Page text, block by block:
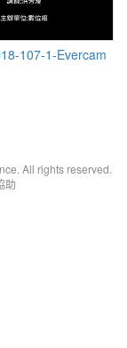
107-1-Evercam
All rights reserved.
助